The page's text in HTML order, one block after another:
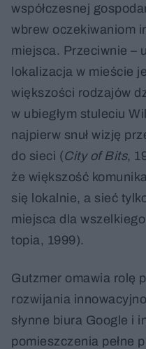
współczesnej
wbrew oczekiwaniom
miejsca. Przeciwnie –
lokalizacja w mieście
większości rodzajów
w ubiegłym stuleciu
najpierw snuł wizję
do sieci (City of Bits,
że większość
się lokalnie, a sieć
miejsca dla
topia, 1999).
Gutzmer omawia rolę
rozwijania
słynne biura Google i
pomieszczenia pełne